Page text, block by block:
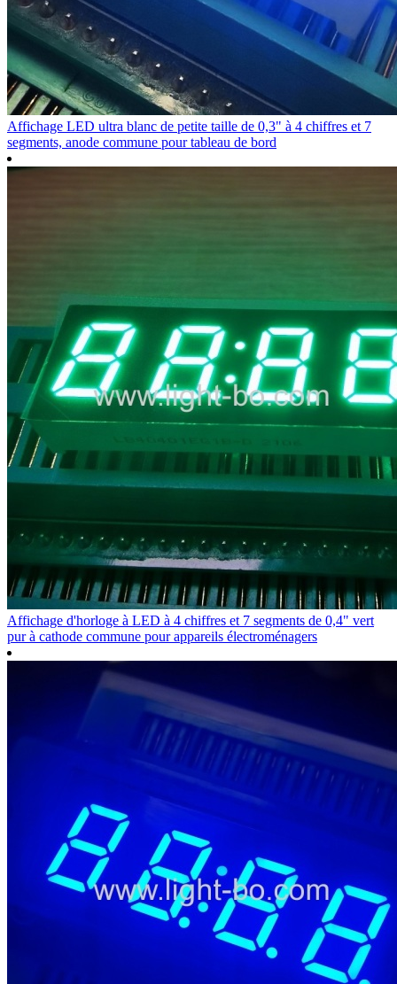
Affichage LED ultra blanc de petite taille de 0,3" à 4 chiffres et 7
segments, anode commune pour tableau de bord
Affichage d'horloge à LED à 4 chiffres et 7 segments de 0,4" vert
pur à cathode commune pour appareils électroménagers